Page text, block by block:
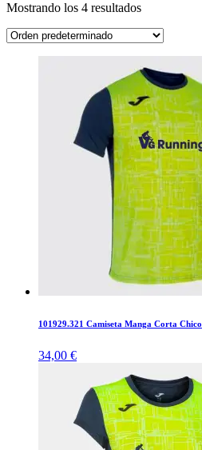
Mostrando los 4 resultados
101929.321 Camiseta Manga Corta Chico
34,00 €